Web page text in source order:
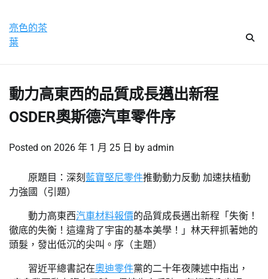
content
亮色的茶
葉
動力高東西的品質成長邁出新程
OSDER奧斯德汽車零件序
Posted on 2026 年 1 月 25 日 by admin
原題目：深刻 藍寶堅尼零件推動動力反動 加速扶植動
力強國（引題）
動力高東西汽車材料報價的品質成長邁出新程「失衡！
徹底的失衡！這違背了宇宙的基本美學！」林天秤抓著她的
頭髮，發出低沉的尖叫。序（主題）
習近平總書記在奧迪零件黨的二十年夜陳述中指出，